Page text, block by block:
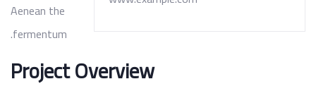
Aenean the
fermentum.
Project Overview